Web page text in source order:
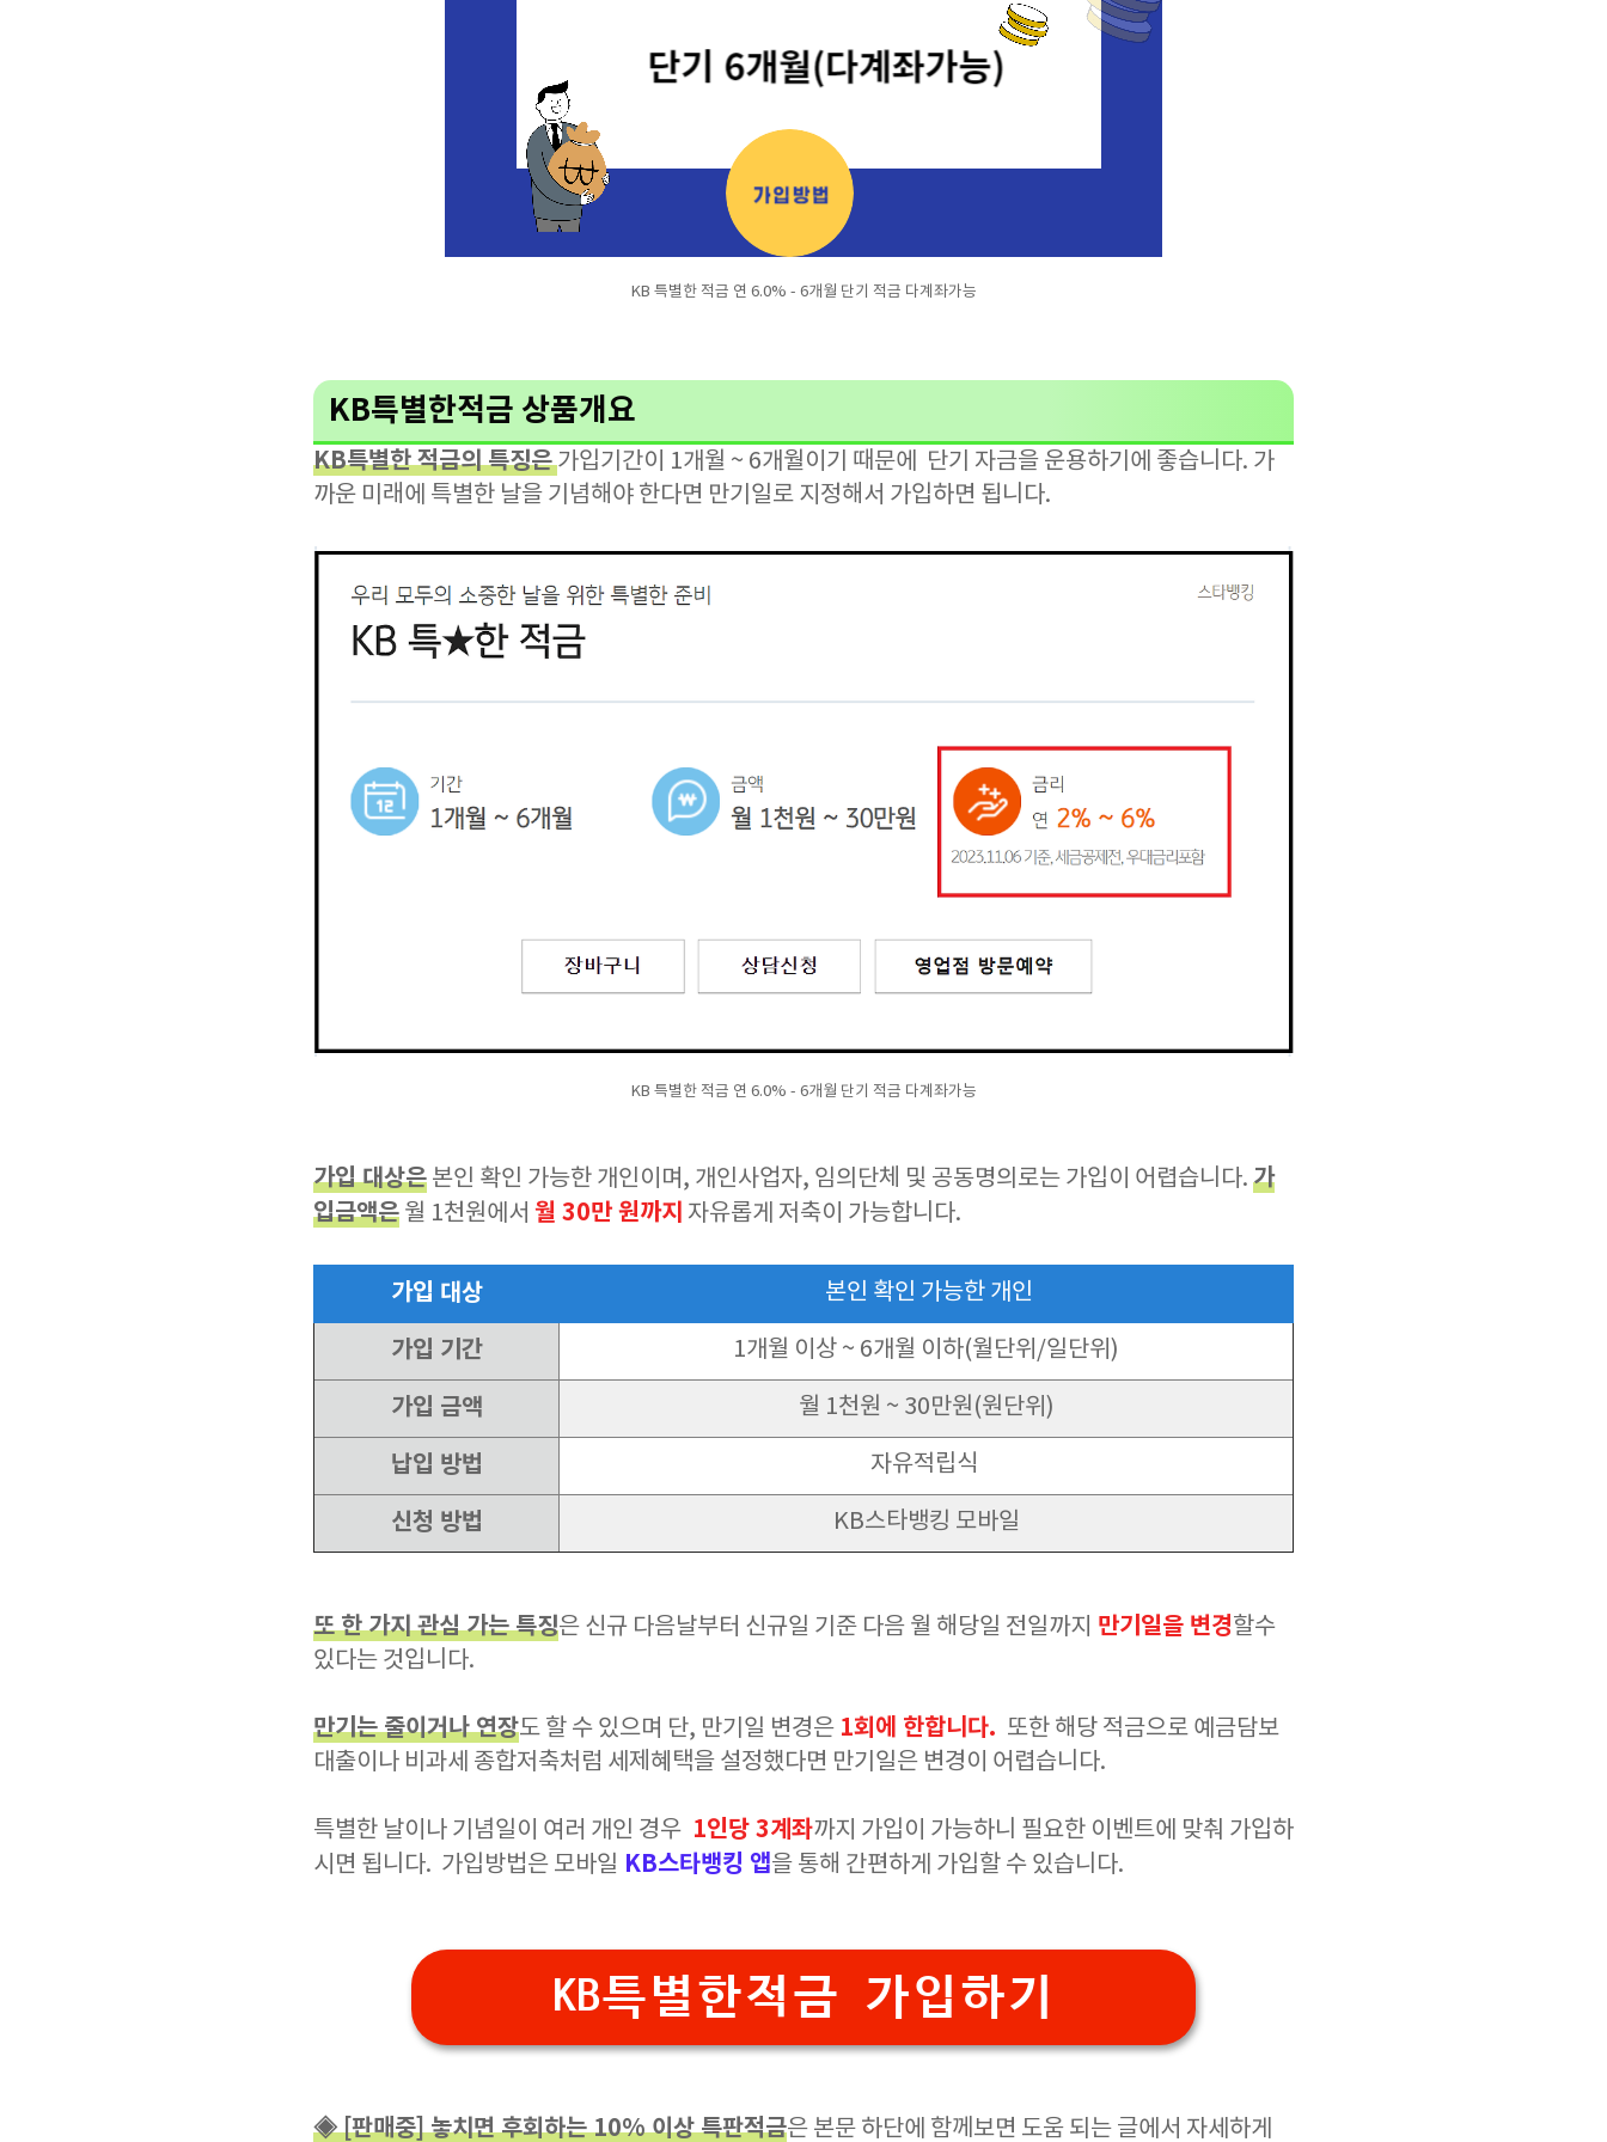
KB 특별한 적금 연 6.0% - 6개월 단기 적금 다계좌가능
KB특별한적금 상품개요
KB특별한 적금의 특징은 가입기간이 1개월 ~ 6개월이기 때문에 단기 자금을 운용하기에 좋습니다. 가
까운 미래에 특별한 날을 기념해야 한다면 만기일로 지정해서 가입하면 됩니다.
KB 특별한 적금 연 6.0% - 6개월 단기 적금 다계좌가능
가입 대상은 본인 확인 가능한 개인이며, 개인사업자, 임의단체 및 공동명의로는 가입이 어렵습니다. 가
입금액은 월 1천원에서 월 30만 원까지 자유롭게 저축이 가능합니다.
가입 대상 본인 확인 가능한 개인
가입 기간 1개월 이상 ~ 6개월 이하(월단위/일단위)
가입 금액 월 1천원 ~ 30만원(원단위)
납입 방법 자유적립식
신청 방법 KB스타뱅킹 모바일
또 한 가지 관심 가는 특징은 신규 다음날부터 신규일 기준 다음 월 해당일 전일까지 만기일을 변경할수
있다는 것입니다.
만기는 줄이거나 연장도 할 수 있으며 단, 만기일 변경은 1회에 한합니다. 또한 해당 적금으로 예금담보
대출이나 비과세 종합저축처럼 세제혜택을 설정했다면 만기일은 변경이 어렵습니다.
특별한 날이나 기념일이 여러 개인 경우 1인당 3계좌까지 가입이 가능하니 필요한 이벤트에 맞춰 가입하
시면 됩니다. 가입방법은 모바일 KB스타뱅킹 앱을 통해 간편하게 가입할 수 있습니다.
KB특별한적금 가입하기
◈ [판매중] 놓치면 후회하는 10% 이상 특판적금은 본문 하단에 함께보면 도움 되는 글에서 자세하게